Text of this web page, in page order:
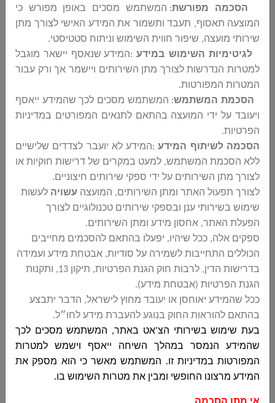
דוח מדדי ביצוע
לשנת 2019
דרוג סוציו
אקונומי
اضغطوا هنا
דוח כספי חצי
שנתי סקור
ליום-2020 -03-
06 ודוח מדדי
ביצוע לשנת
2019
تقرير مالي الربع
الاول 1-2021
اضغطوا هنا
ميزانية المجلس
المحلي لسنة
2021
اضغطوا هنا
تقرير مالي الربع
الرابع 4-2020
اضغطوا هنا
تقرير مالي الربع
الثالث 3-2020
اضغطوا هنا
ميزانية المجلس
المحلي 2020
اضغطوا هنا
הסכמה מפורשת: המשתמש מסכים באופן מפורש כי
המוצעה תאסוף, תעבד ותשמור את המידע האישי לצורך מתן
שירותי מועצה, שיפור חווית השימוש וניתוח סטטיסטי.
לגיטימיות השימוש במידע:המידע שנאסף יישאר מוגבל
למטרות הנדרשות לצורך מתן השירותים ויישמר אך ורק עבור
המטרות המפורטות.
הסכמת המשתמש: המשתמש מסכים לכך שהמידע ייאסף
ויעובד על ידי המועצה בהתאם לתנאים המפורטים במדיניות
הפרטיות.
הסכמה לשיתוף המידע:המידע לא יועבר לצדדים שלישיים
ללא הסכמת המשתמש, למעט במקרים של דרישות חוקיות או
לצורך מתן השירותים על ידי ספקי שירותים חיצוניים.
לצורך תפעול האתר ומתן השירותים, המועצה עשויה לעשות
שימוש בשירותי ענן ובספקי שירותים טכנולוגיים לצורך
הפעלת האתר, אחסון מידע ומתן השירותים.
ספקים אלה, ככל שיהיו, יפעלו בהתאם להסכמים מחייבים
הכוללים התחייבות לשמירה על סודיות, אבטחת מידע ועמידה
בדרישות הדין, לרבות חוק הגנת הפרטיות, תיקון 13, ותקנות
הגנת הפרטיות (אבטחת מידע).
ככל שהמידע יאוחסן או יעובד מחוץ לישראל, הדבר יתבצע
בהתאם להוראות החוק בנוגע להעברת מידע לחו״ל.
בעת שימוש בשירותי הצ'אט באתר, המשתמש מסכים לכך
שהמידע הנמסר במהלך השיחה ייאסף וישמש למטרות
המפורטות במדיניות זו. המשתמש מאשר כי הוא מספק את
המידע מרצונו החופשי ומבין את מטרות השימוש בו.